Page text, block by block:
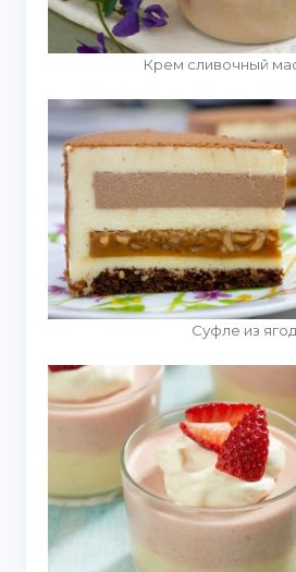
Крем сливочный
Суфле из ягод